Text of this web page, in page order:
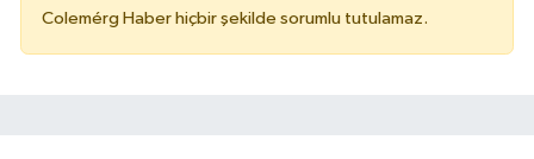
Colemérg Haber hiçbir şekilde sorumlu tutulamaz.